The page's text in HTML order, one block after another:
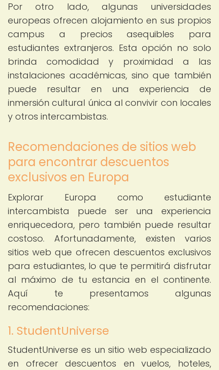
Por otro lado, algunas universidades
europeas ofrecen alojamiento en sus propios
campus a precios asequibles para
estudiantes extranjeros. Esta opción no solo
brinda comodidad y proximidad a las
instalaciones académicas, sino que también
puede resultar en una experiencia de
inmersión cultural única al convivir con locales
y otros intercambistas.
Recomendaciones de sitios web
para encontrar descuentos
exclusivos en Europa
Explorar Europa como estudiante
intercambista puede ser una experiencia
enriquecedora, pero también puede resultar
costoso. Afortunadamente, existen varios
sitios web que ofrecen descuentos exclusivos
para estudiantes, lo que te permitirá disfrutar
al máximo de tu estancia en el continente.
Aquí te presentamos algunas
recomendaciones:
1. StudentUniverse
StudentUniverse es un sitio web especializado
en ofrecer descuentos en vuelos, hoteles,